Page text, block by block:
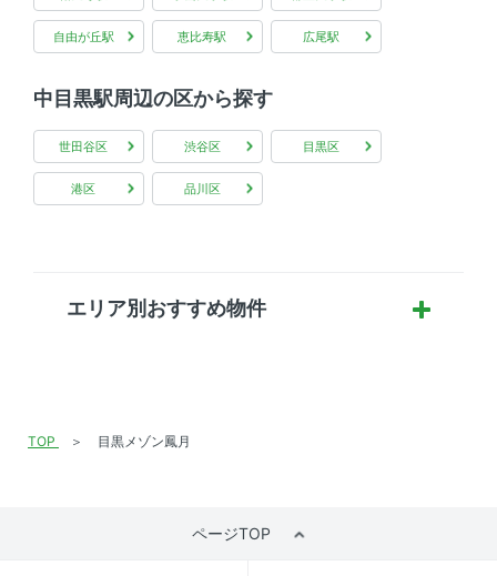
自由が丘駅 恵比寿駅 広尾駅
中目黒駅周辺の区から探す
世田谷区 渋谷区 目黒区
港区 品川区
エリア別おすすめ物件
TOP 目黒メゾン鳳月
ページTOP